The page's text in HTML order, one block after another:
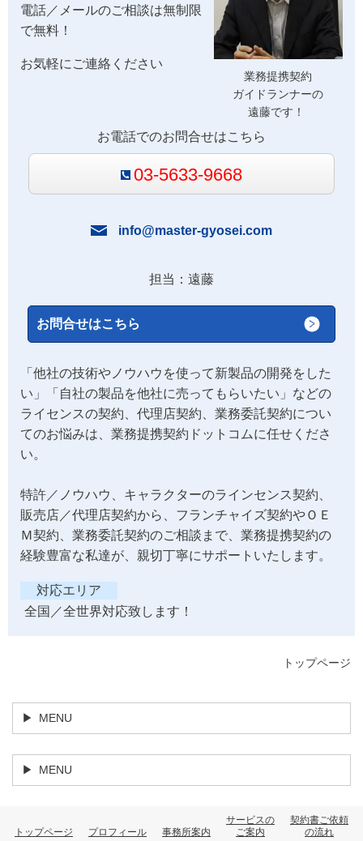
業務提携契約
ガイドランナーの
遠藤です！
電話／メールのご相談は無制限
で無料！
お気軽にご連絡ください
お電話でのお問合せはこちら
03-5633-9668
info@master-gyosei.com
担当：遠藤
お問合せはこちら
「他社の技術やノウハウを使って新製品の開発をした
い」「自社の製品を他社に売ってもらいたい」などの
ライセンスの契約、代理店契約、業務委託契約につい
てのお悩みは、業務提携契約ドットコムに任せくださ
い。
特許／ノウハウ、キャラクターのラインセンス契約、
販売店／代理店契約から、フランチャイズ契約やＯＥ
Ｍ契約、業務委託契約のご相談まで、業務提携契約の
経験豊富な私達が、親切丁寧にサポートいたします。
対応エリア
全国／全世界対応致します！
トップページ
MENU
MENU
トップページ プロフィール 事務所案内
サービスの
ご案内
契約書ご依頼
の流れ